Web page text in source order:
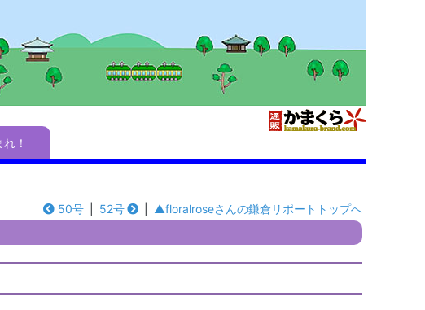
！
50号 52号 ▲floralroseさんの鎌倉リポートトップへ